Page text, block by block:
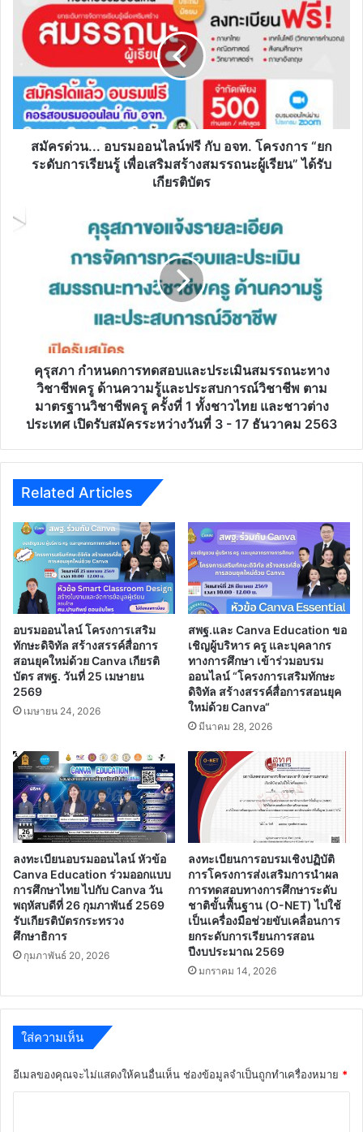
ด่วน...
อบรม
ออนไลน์
กับ
อจท.
โครงการ
“ยก
ระดับ
เสริม
สมัครด่วน... อบรมออนไลน์ฟรี กับ อจท. โครงการ “ยก
ระดับการเรียนรู้ เพื่อเสริมสร้างสมรรถนะผู้เรียน” ได้รับ
เกียรติบัตร
คุรุ
ความ
ประสบการณ์
ตาม
มาตรฐาน
วิชาชีพ
ครู
ครั้ง
ทั้ง
ไทย
และ
ชาว
ต่าง
ประเทศ
สมัคร
ระหว่าง
วัน
ที่
3
-
17
ธันวาคม
2563
คุรุสภา กำหนดการทดสอบและประเมินสมรรถนะทาง
วิชาชีพครู ด้านความรู้และประสบการณ์วิชาชีพ ตาม
มาตรฐานวิชาชีพครู ครั้งที่ 1 ทั้งชาวไทย และชาวต่าง
ประเทศ เปิดรับสมัครระหว่างวันที่ 3 - 17 ธันวาคม 2563
Related Articles
อบรมออนไลน์ โครงการเสริม
ทักษะดิจิทัล สร้างสรรค์สื่อการ
สอนยุคใหม่ด้วย Canva เกียรติ
บัตร สพฐ. วันที่ 25 เมษายน
2569
เมษายน 24, 2026
สพฐ.และ Canva Education ขอ
เชิญผู้บริหาร ครู และบุคลากร
ทางการศึกษา เข้าร่วมอบรม
ออนไลน์ “โครงการเสริมทักษะ
ดิจิทัล สร้างสรรค์สื่อการสอนยุค
ใหม่ด้วย Canva“
มีนาคม 28, 2026
ลงทะเบียนอบรมออนไลน์ หัวข้อ
Canva Education ร่วมออกแบบ
การศึกษาไทย ไปกับ Canva วัน
พฤหัสบดีที่ 26 กุมภาพันธ์ 2569
รับเกียรติบัตรกระทรวง
ศึกษาธิการ
กุมภาพันธ์ 20, 2026
ลงทะเบียนการอบรมเชิงปฏิบัติ
การโครงการส่งเสริมการนำผล
การทดสอบทางการศึกษาระดับ
ชาติขั้นพื้นฐาน (O-NET) ไปใช้
เป็นเครื่องมือช่วยขับเคลื่อนการ
ยกระดับการเรียนการสอน
ปีงบประมาณ 2569
มกราคม 14, 2026
ใส่ความเห็น
อีเมลของคุณจะไม่แสดงให้คนอื่นเห็น ช่องข้อมูลจำเป็นถูกทำเครื่องหมาย *